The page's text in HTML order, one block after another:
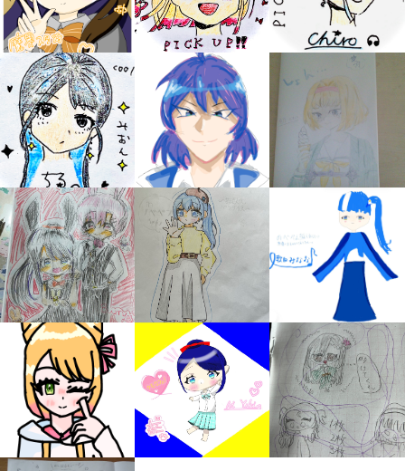
キミノラジオ配信中！
いろんな動画が
みんなの絵が
見られる
ギャラリー